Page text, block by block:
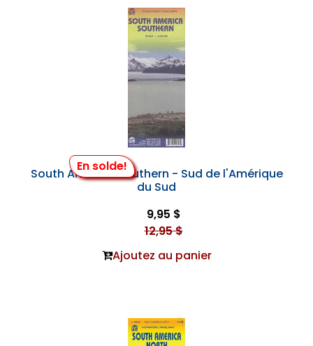
En solde!
South America Southern - Sud de l'Amérique
du Sud
9,95 $
12,95 $
Ajoutez au panier